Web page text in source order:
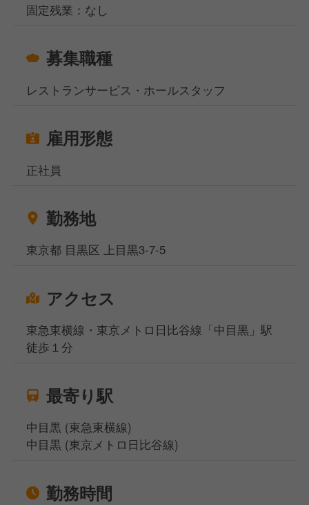
固定残業：なし
募集職種
レストランサービス・ホールスタッフ
雇用形態
正社員
勤務地
東京都 目黒区 上目黒3-7-5
アクセス
東急東横線・東京メトロ日比谷線「中目黒」駅
徒歩１分
最寄り駅
中目黒 (東急東横線)
中目黒 (東京メトロ日比谷線)
勤務時間